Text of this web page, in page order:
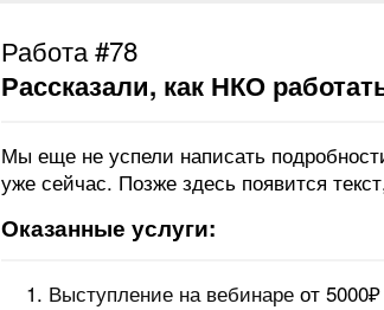
Работа #78
Рассказали, как НКО
Мы еще не успели написать
уже сейчас. Позже здесь появится
Оказанные услуги:
Выступление на вебинаре от 5000₽